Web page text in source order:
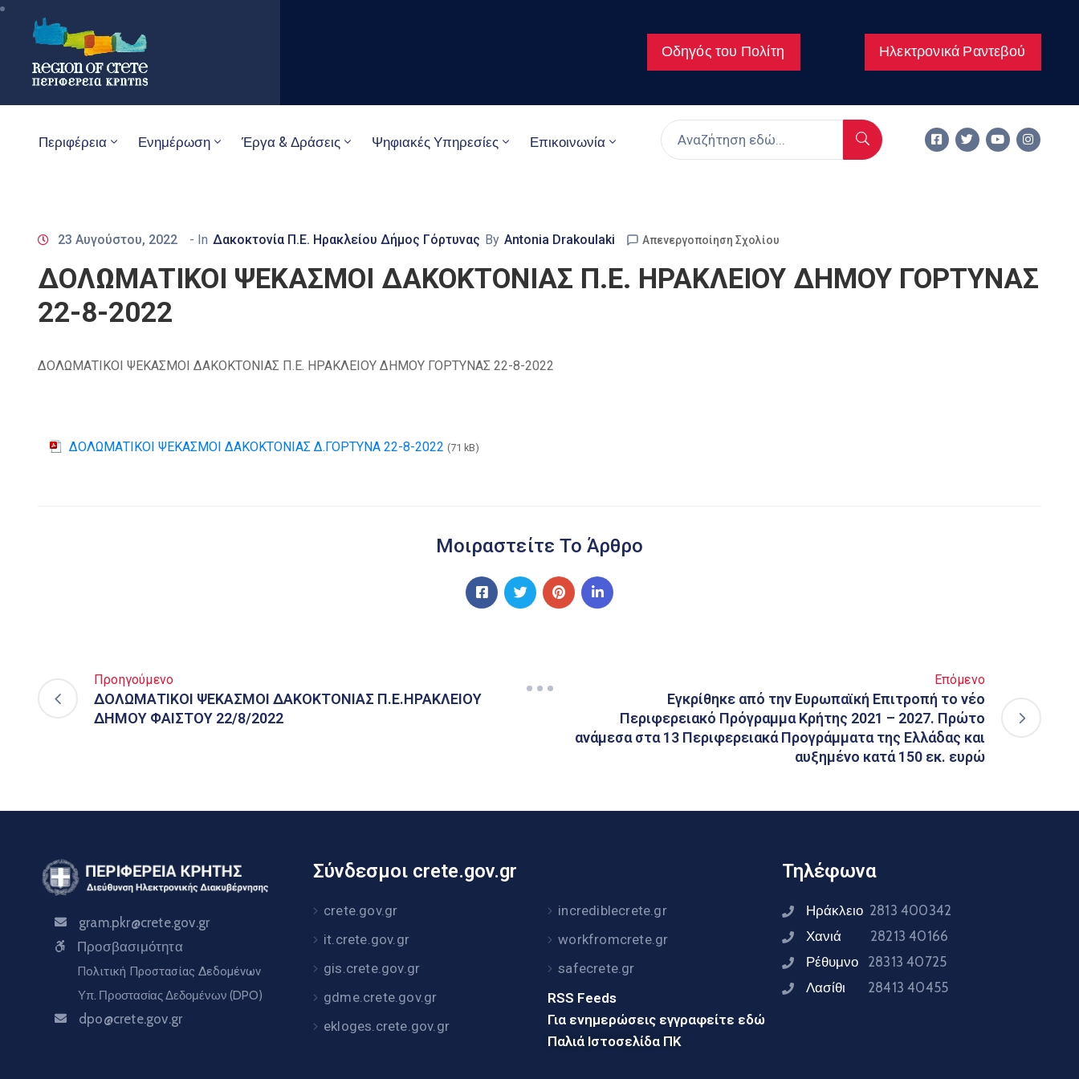
Οδηγός του Πολίτη Ηλεκτρονικά Ραντεβού
Περιφέρεια Ενημέρωση Έργα & Δράσεις Ψηφιακές Υπηρεσίες Επικοινωνία
23 Αυγούστου, 2022 - In Δακοκτονία Π.Ε. Ηρακλείου Δήμος Γόρτυνας By Antonia Drakoulaki Απενεργοποίηση Σχολίου
ΔΟΛΩΜΑΤΙΚΟΙ ΨΕΚΑΣΜΟΙ ΔΑΚΟΚΤΟΝΙΑΣ Π.Ε. ΗΡΑΚΛΕΙΟΥ ΔΗΜΟΥ ΓΟΡΤΥΝΑΣ
22-8-2022
ΔΟΛΩΜΑΤΙΚΟΙ ΨΕΚΑΣΜΟΙ ΔΑΚΟΚΤΟΝΙΑΣ Π.Ε. ΗΡΑΚΛΕΙΟΥ ΔΗΜΟΥ ΓΟΡΤΥΝΑΣ 22-8-2022
ΔΟΛΩΜΑΤΙΚΟΙ ΨΕΚΑΣΜΟΙ ΔΑΚΟΚΤΟΝΙΑΣ Δ.ΓΟΡΤΥΝΑ 22-8-2022 (71 kB)
Μοιραστείτε Το Άρθρο
Προηγούμενο
ΔΟΛΩΜΑΤΙΚΟΙ ΨΕΚΑΣΜΟΙ ΔΑΚΟΚΤΟΝΙΑΣ Π.Ε.ΗΡΑΚΛΕΙΟΥ
ΔΗΜΟΥ ΦΑΙΣΤΟΥ 22/8/2022
Επόμενο
Εγκρίθηκε από την Ευρωπαϊκή Επιτροπή το νέο
Περιφερειακό Πρόγραμμα Κρήτης 2021 – 2027. Πρώτο
ανάμεσα στα 13 Περιφερειακά Προγράμματα της Ελλάδας και
αυξημένο κατά 150 εκ. ευρώ
gram.pkr@crete.gov.gr
Προσβασιμότητα
Πολιτική Προστασίας Δεδομένων
Υπ. Προστασίας Δεδομένων (DPO)
dpo@crete.gov.gr
Σύνδεσμοι crete.gov.gr
crete.gov.gr
it.crete.gov.gr
gis.crete.gov.gr
gdme.crete.gov.gr
ekloges.crete.gov.gr
incrediblecrete.gr
workfromcrete.gr
safecrete.gr
RSS Feeds
Για ενημερώσεις εγγραφείτε εδώ
Παλιά Ιστοσελίδα ΠΚ
Τηλέφωνα
Ηράκλειο 2813 400342
Χανιά 28213 40166
Ρέθυμνο 28313 40725
Λασίθι 28413 40455